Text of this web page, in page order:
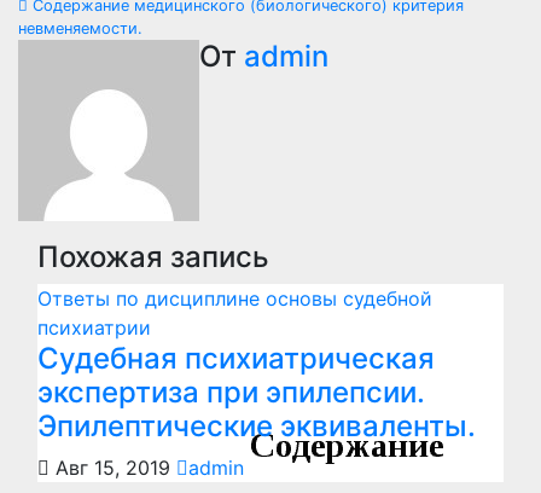
по
записям
Содержание медицинского (биологического) критерия
невменяемости.
От admin
Похожая запись
Ответы по дисциплине основы судебной
психиатрии
Судебная психиатрическая
экспертиза при эпилепсии.
Эпилептические эквиваленты.
Авг 15, 2019
admin